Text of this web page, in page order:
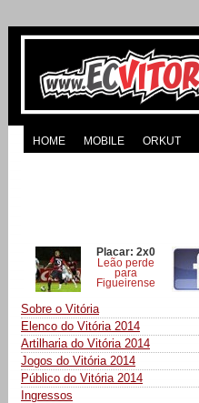
HOME MOBILE ORKUT
Placar: 2x0
Leão perde
para
Figueirense
Sobre o Vitória
Elenco do Vitória 2014
Artilharia do Vitória 2014
Jogos do Vitória 2014
Público do Vitória 2014
Ingressos